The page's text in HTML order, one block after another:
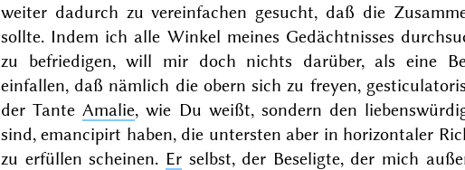
weiter dadurch zu vereinfachen gesucht, daß die
sollte. Indem ich alle Winkel meines Gedächtnisses
zu befriedigen, will mir doch nichts darüber, als eine
einfallen, daß nämlich die obern sich zu freyen,
der TanteAmalie, wie Du weißt, sondern den
sind, emancipirt haben, die untersten aber in horizontaler
zu erfüllen scheinen. Erselbst, der Beseligte, der mich